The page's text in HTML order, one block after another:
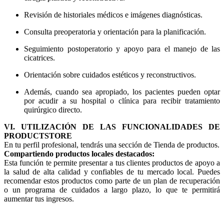
Revisión de historiales médicos e imágenes diagnósticas.
Consulta preoperatoria y orientación para la planificación.
Seguimiento postoperatorio y apoyo para el manejo de las
cicatrices.
Orientación sobre cuidados estéticos y reconstructivos.
Además, cuando sea apropiado, los pacientes pueden optar
por acudir a su hospital o clínica para recibir tratamiento
quirúrgico directo.
VI. UTILIZACIÓN DE LAS FUNCIONALIDADES DE
PRODUCTSTORE
En tu perfil profesional, tendrás una sección de Tienda de productos.
Compartiendo productos locales destacados:
Esta función te permite presentar a tus clientes productos de apoyo a
la salud de alta calidad y confiables de tu mercado local. Puedes
recomendar estos productos como parte de un plan de recuperación
o un programa de cuidados a largo plazo, lo que te permitirá
aumentar tus ingresos.